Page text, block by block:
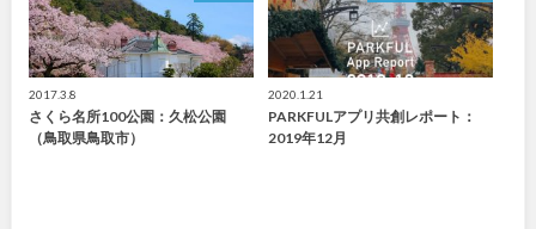
2017.3.8
さくら名所100公園：久松公園
（鳥取県鳥取市）
2020.1.21
PARKFULアプリ共創レポート：
2019年12月